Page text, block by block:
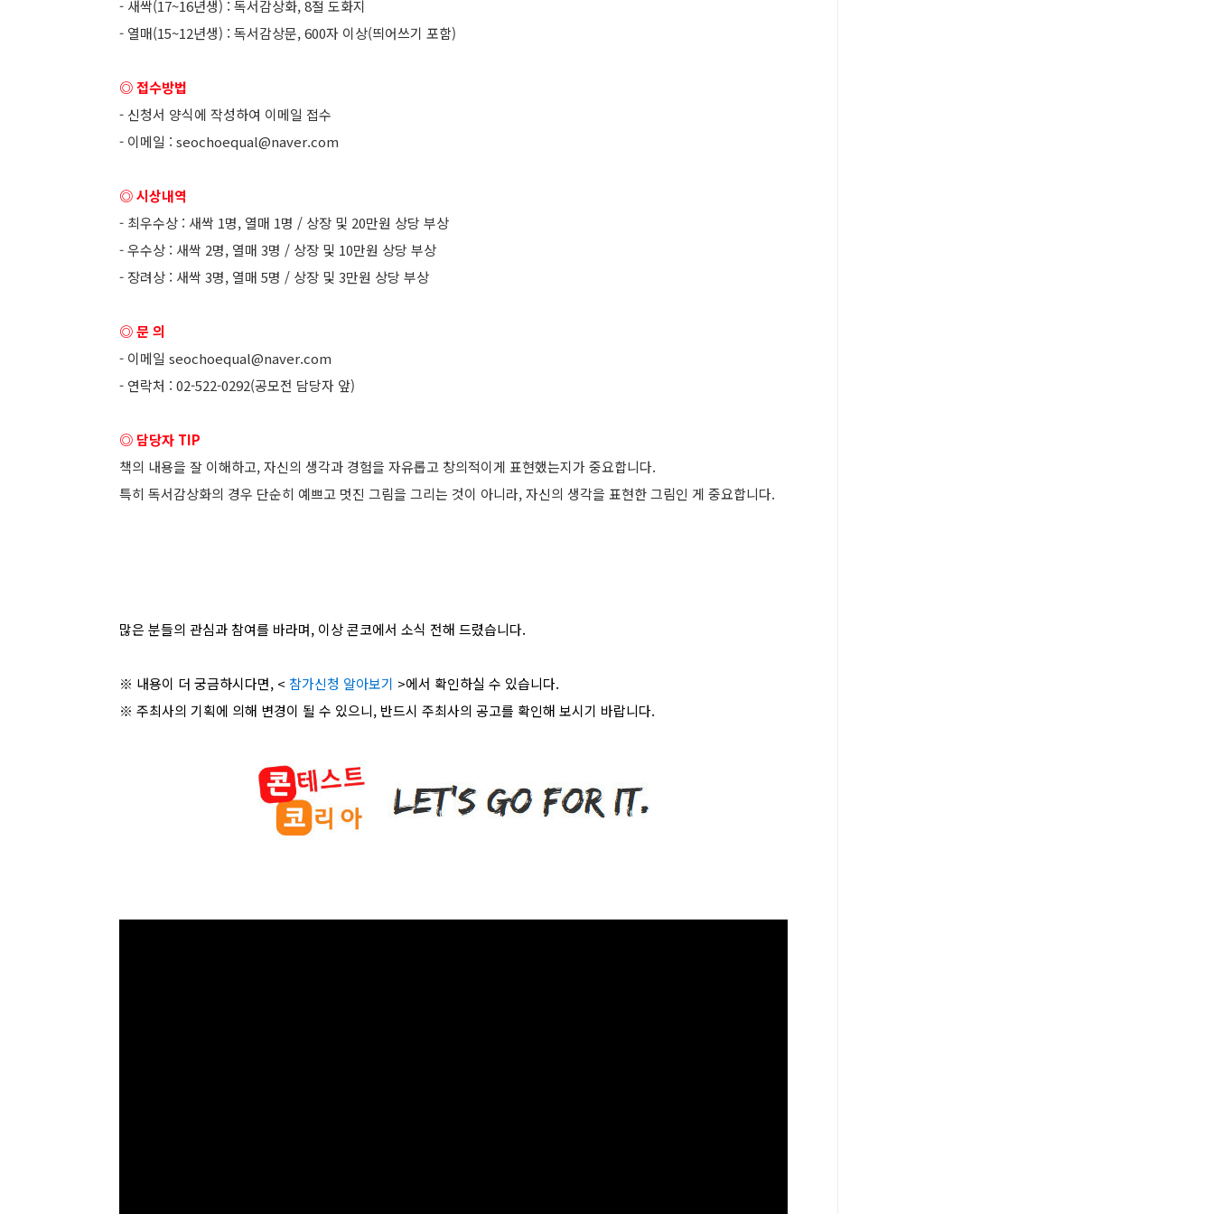
- 새싹(17~16년생) : 독서감상화, 8절 도화지
- 열매(15~12년생) : 독서감상문, 600자 이상(띄어쓰기 포함)
◎ 접수방법
- 신청서 양식에 작성하여 이메일 접수
- 이메일 : seochoequal@naver.com
◎ 시상내역
- 최우수상 : 새싹 1명, 열매 1명 / 상장 및 20만원 상당 부상
- 우수상 : 새싹 2명, 열매 3명 / 상장 및 10만원 상당 부상
- 장려상 : 새싹 3명, 열매 5명 / 상장 및 3만원 상당 부상
◎ 문 의
- 이메일 seochoequal@naver.com
- 연락처 : 02-522-0292(공모전 담당자 앞)
◎ 담당자 TIP
책의 내용을 잘 이해하고, 자신의 생각과 경험을 자유롭고 창의적이게 표현했는지가 중요합니다.
특히 독서감상화의 경우 단순히 예쁘고 멋진 그림을 그리는 것이 아니라, 자신의 생각을 표현한 그림인 게 중요합니다.
많은 분들의 관심과 참여를 바라며, 이상 콘코에서 소식 전해 드렸습니다.
※ 내용이 더 궁금하시다면, < 참가신청 알아보기 >에서 확인하실 수 있습니다.
※ 주최사의 기획에 의해 변경이 될 수 있으니, 반드시 주최사의 공고를 확인해 보시기 바랍니다.